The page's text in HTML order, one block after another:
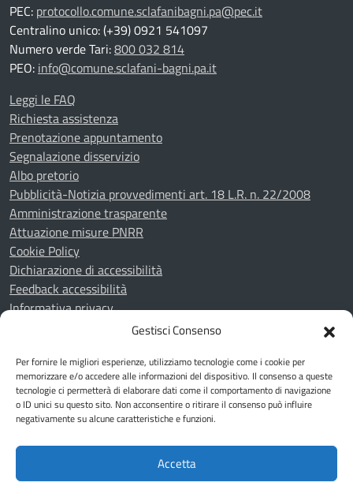
Gestisci Consenso
Per fornire le migliori esperienze, utilizziamo tecnologie come i cookie per
memorizzare e/o accedere alle informazioni del dispositivo. Il consenso a queste
tecnologie ci permetterà di elaborare dati come il comportamento di navigazione
o ID unici su questo sito. Non acconsentire o ritirare il consenso può influire
negativamente su alcune caratteristiche e funzioni.
Accetta
PEC: protocollo.comune.sclafanibagni.pa@pec.it
Centralino unico: (+39) 0921 541097
Numero verde Tari:800 032 814
PEO: info@comune.sclafani-bagni.pa.it
Leggi le FAQ
Richiesta assistenza
Prenotazione appuntamento
Segnalazione disservizio
Albo pretorio
Pubblicità-Notizia provvedimenti art. 18 L.R. n. 22/2008
Amministrazione trasparente
Attuazione misure PNRR
Cookie Policy
Dichiarazione di accessibilità
Feedback accessibilità
Informativa privacy
Whistleblowing
SEGUICI SU